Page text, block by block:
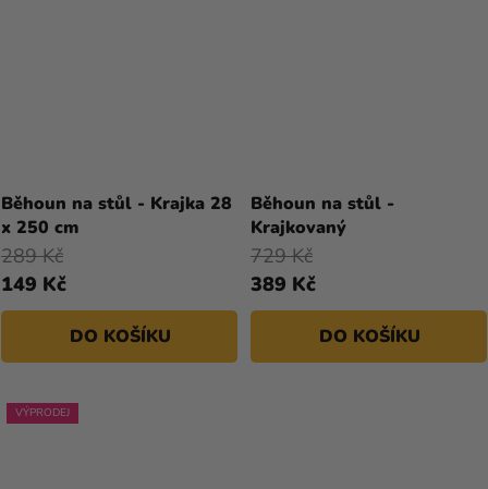
Běhoun na stůl - Krajka 28
x 250 cm
149 Kč
289 Kč
DO KOŠÍKU
Běhoun na stůl -
Krajkovaný
389 Kč
729 Kč
DO KOŠÍKU
VÝPRODEJ